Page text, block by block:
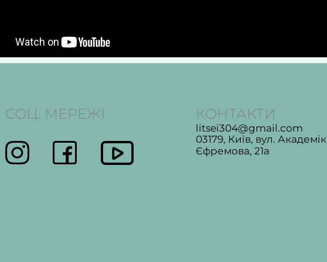
СОЦ. МЕРЕЖІ КОНТАКТИ
litsei304@gmail.com
03179, Київ, вул.
Єфремова, 21а